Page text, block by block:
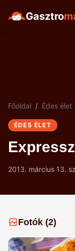
Gasztro
Főoldal / Édes élet
ÉDES ÉLET
2013. március 13.
Fotók (2)